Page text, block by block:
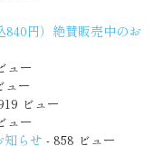
840円）絶賛販売中のお
ュー
ュー
ビュー
ュー
知らせ - 858 ビュー